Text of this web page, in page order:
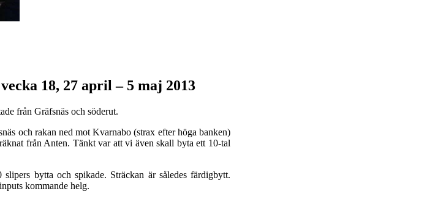
18, 27 april – 5 maj 2013
från Gräfsnäs och söderut.
och rakan ned mot Kvarnabo (strax efter höga banken)
från Anten. Tänkt var att vi även skall byta ett 10-tal
slipers bytta och spikade. Sträckan är således färdigbytt.
kommande helg.